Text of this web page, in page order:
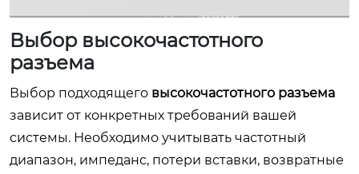
Выбор высокочастотного
разъема
Выбор подходящего высокочастотного разъема
зависит от конкретных требований вашей
системы. Необходимо учитывать частотный
диапазон, импеданс, потери вставки, возвратные